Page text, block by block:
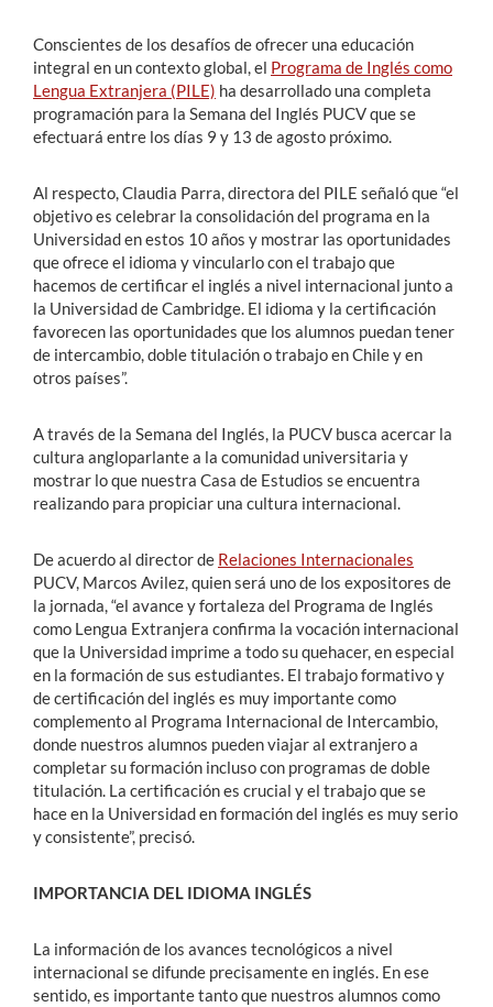
Conscientes de los desafíos de ofrecer una educación
integral en un contexto global, el Programa de Inglés como
Lengua Extranjera (PILE) ha desarrollado una completa
programación para la Semana del Inglés PUCV que se
efectuará entre los días 9 y 13 de agosto próximo.
Al respecto, Claudia Parra, directora del PILE señaló que “el
objetivo es celebrar la consolidación del programa en la
Universidad en estos 10 años y mostrar las oportunidades
que ofrece el idioma y vincularlo con el trabajo que
hacemos de certificar el inglés a nivel internacional junto a
la Universidad de Cambridge. El idioma y la certificación
favorecen las oportunidades que los alumnos puedan tener
de intercambio, doble titulación o trabajo en Chile y en
otros países”.
A través de la Semana del Inglés, la PUCV busca acercar la
cultura angloparlante a la comunidad universitaria y
mostrar lo que nuestra Casa de Estudios se encuentra
realizando para propiciar una cultura internacional.
De acuerdo al director de Relaciones Internacionales
PUCV, Marcos Avilez, quien será uno de los expositores de
la jornada, “el avance y fortaleza del Programa de Inglés
como Lengua Extranjera confirma la vocación internacional
que la Universidad imprime a todo su quehacer, en especial
en la formación de sus estudiantes. El trabajo formativo y
de certificación del inglés es muy importante como
complemento al Programa Internacional de Intercambio,
donde nuestros alumnos pueden viajar al extranjero a
completar su formación incluso con programas de doble
titulación. La certificación es crucial y el trabajo que se
hace en la Universidad en formación del inglés es muy serio
y consistente”, precisó.
IMPORTANCIA DEL IDIOMA INGLÉS
La información de los avances tecnológicos a nivel
internacional se difunde precisamente en inglés. En ese
sentido, es importante tanto que nuestros alumnos como